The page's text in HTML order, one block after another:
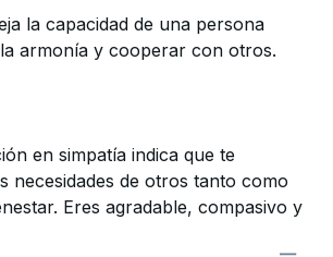
la capacidad de una persona
armonía y cooperar con otros.
en simpatía indica que te
necesidades de otros tanto como
Eres agradable, compasivo y